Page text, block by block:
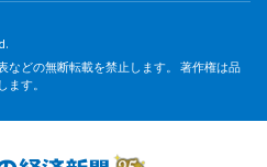
などの無断転載を禁止します。 著作権は品
す。